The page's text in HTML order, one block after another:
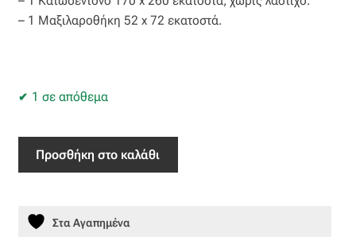
Ταφτάς (ταυτάς)
Τζιν
Τρεβίρα
Υφαντό
Φιλ-κουπέ
– 1 Μαξιλαροθήκη 52 x 72 εκατοστά.
1 σε απόθεμα
Μονά
Life
Προσθήκη στο καλάθι
Στα Αγαπημένα